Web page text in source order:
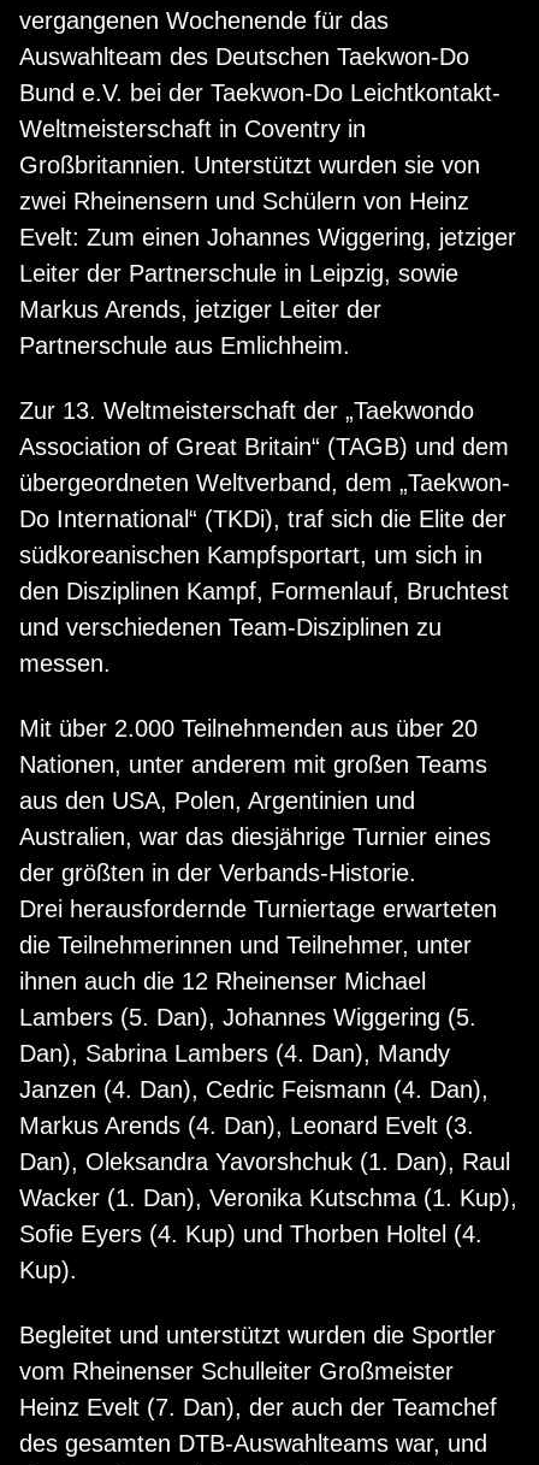
vergangenen Wochenende für das
Auswahlteam des Deutschen Taekwon-Do
Bund e.V. bei der Taekwon-Do Leichtkontakt-
Weltmeisterschaft in Coventry in
Großbritannien. Unterstützt wurden sie von
zwei Rheinensern und Schülern von Heinz
Evelt: Zum einen Johannes Wiggering, jetziger
Leiter der Partnerschule in Leipzig, sowie
Markus Arends, jetziger Leiter der
Partnerschule aus Emlichheim.
Zur 13. Weltmeisterschaft der „Taekwondo
Association of Great Britain“ (TAGB) und dem
übergeordneten Weltverband, dem „Taekwon-
Do International“ (TKDi), traf sich die Elite der
südkoreanischen Kampfsportart, um sich in
den Disziplinen Kampf, Formenlauf, Bruchtest
und verschiedenen Team-Disziplinen zu
messen.
Mit über 2.000 Teilnehmenden aus über 20
Nationen, unter anderem mit großen Teams
aus den USA, Polen, Argentinien und
Australien, war das diesjährige Turnier eines
der größten in der Verbands-Historie.
Drei herausfordernde Turniertage erwarteten
die Teilnehmerinnen und Teilnehmer, unter
ihnen auch die 12 Rheinenser Michael
Lambers (5. Dan), Johannes Wiggering (5.
Dan), Sabrina Lambers (4. Dan), Mandy
Janzen (4. Dan), Cedric Feismann (4. Dan),
Markus Arends (4. Dan), Leonard Evelt (3.
Dan), Oleksandra Yavorshchuk (1. Dan), Raul
Wacker (1. Dan), Veronika Kutschma (1. Kup),
Sofie Eyers (4. Kup) und Thorben Holtel (4.
Kup).
Begleitet und unterstützt wurden die Sportler
vom Rheinenser Schulleiter Großmeister
Heinz Evelt (7. Dan), der auch der Teamchef
des gesamten DTB-Auswahlteams war, und